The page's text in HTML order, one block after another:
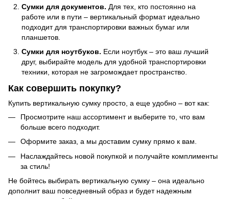
Сумки для документов. Для тех, кто постоянно на
работе или в пути – вертикальный формат идеально
подходит для транспортировки важных бумаг или
планшетов.
Сумки для ноутбуков. Если ноутбук – это ваш лучший
друг, выбирайте модель для удобной транспортировки
техники, которая не загромождает пространство.
Как совершить покупку?
Купить вертикальную сумку просто, а еще удобно – вот как:
Просмотрите наш ассортимент и выберите то, что вам
больше всего подходит.
Оформите заказ, а мы доставим сумку прямо к вам.
Наслаждайтесь новой покупкой и получайте комплименты
за стиль!
Не бойтесь выбирать вертикальную сумку – она идеально
дополнит ваш повседневный образ и будет надежным